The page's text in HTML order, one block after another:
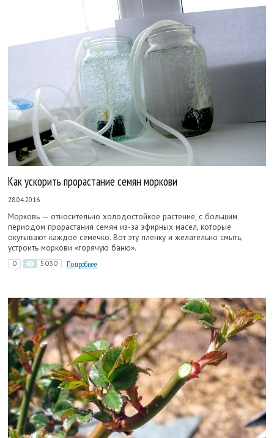
Как ускорить прорастание семян моркови
28.04.2016
Морковь — относительно холодостойкое растение, с большим
периодом прорастания семян из-за эфирных масел, которые
окутывают каждое семечко. Вот эту пленку и желательно смыть,
устроить моркови «горячую баню».
0 5030 Подробнее